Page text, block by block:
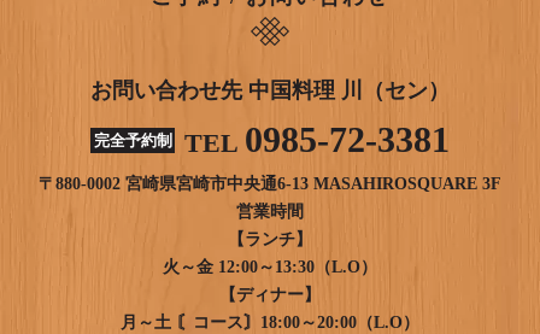
お問い合わせ先 中国料理 川（セン）
完全予約制 TEL 0985-72-3381
〒880-0002 宮崎県宮崎市中央通6-13 MASAHIROSQUARE 3F
営業時間
【ランチ】
火～金 12:00～13:30（L.O）
【ディナー】
月～土 〘コース〙18:00～20:00（L.O）